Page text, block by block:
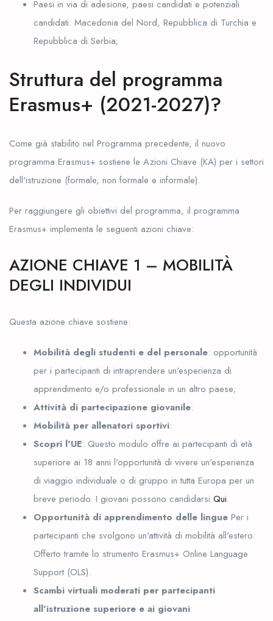
Paesi in via di adesione, paesi candidati e potenziali
candidati: Macedonia del Nord, Repubblica di Turchia e
Repubblica di Serbia;
Struttura del programma
Erasmus+ (2021-2027)?
Come già stabilito nel Programma precedente, il nuovo
programma Erasmus+ sostiene le Azioni Chiave (KA) per i settori
dell'istruzione (formale, non formale e informale).
Per raggiungere gli obiettivi del programma, il programma
Erasmus+ implementa le seguenti azioni chiave:
AZIONE CHIAVE 1 – MOBILITÀ
DEGLI INDIVIDUI
Questa azione chiave sostiene:
Mobilità degli studenti e del personale: opportunità
per i partecipanti di intraprendere un'esperienza di
apprendimento e/o professionale in un altro paese;
Attività di partecipazione giovanile:
Mobilità per allenatori sportivi:
Scopri l'UE: Questo modulo offre ai partecipanti di età
superiore ai 18 anni l'opportunità di vivere un'esperienza
di viaggio individuale o di gruppo in tutta Europa per un
breve periodo. I giovani possono candidarsi Qui.
Opportunità di apprendimento delle lingue Per i
partecipanti che svolgono un'attività di mobilità all'estero.
Offerto tramite lo strumento Erasmus+ Online Language
Support (OLS).
Scambi virtuali moderati per partecipanti
all'istruzione superiore e ai giovani: